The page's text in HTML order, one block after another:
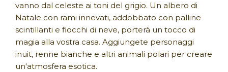
vanno dal celeste ai toni del grigio. Un albero di
Natale con rami innevati, addobbato con palline
scintillanti e fiocchi di neve, porterà un tocco di
magia alla vostra casa. Aggiungete personaggi
inuit, renne bianche e altri animali polari per creare
un'atmosfera esotica.